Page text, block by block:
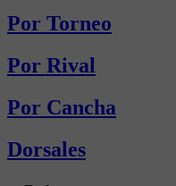
Por Torneo
Por Rival
Por Cancha
Dorsales